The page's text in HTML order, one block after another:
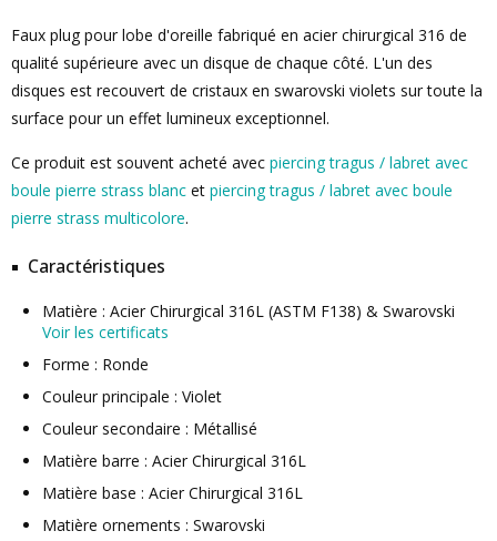
Faux plug pour lobe d'oreille fabriqué en acier chirurgical 316 de
qualité supérieure avec un disque de chaque côté. L'un des
disques est recouvert de cristaux en swarovski violets sur toute la
surface pour un effet lumineux exceptionnel.
Ce produit est souvent acheté avec piercing tragus / labret avec
boule pierre strass blanc et piercing tragus / labret avec boule
pierre strass multicolore.
Caractéristiques
Matière : Acier Chirurgical 316L (ASTM F138) & Swarovski
Voir les certificats
Forme : Ronde
Couleur principale : Violet
Couleur secondaire : Métallisé
Matière barre : Acier Chirurgical 316L
Matière base : Acier Chirurgical 316L
Matière ornements : Swarovski